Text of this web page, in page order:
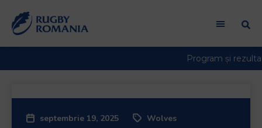
in
septembrie 19, 2025 Wolves